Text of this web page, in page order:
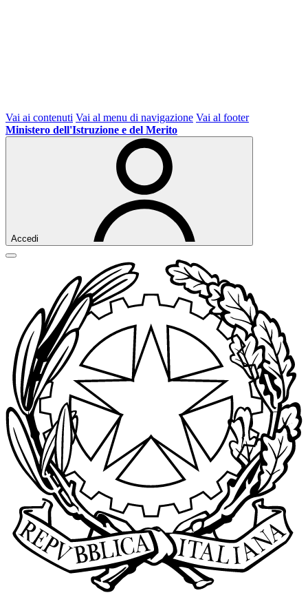
Vai ai contenuti Vai al menu di navigazione Vai al footer
Ministero dell'Istruzione e del Merito
Accedi